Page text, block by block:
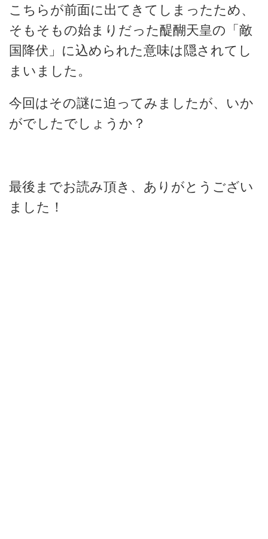
こちらが前面に出てきてしまったため、
そもそもの始まりだった醍醐天皇の「敵
国降伏」に込められた意味は隠されてし
まいました。
今回はその謎に迫ってみましたが、いか
がでしたでしょうか？
最後までお読み頂き、ありがとうござい
ました！